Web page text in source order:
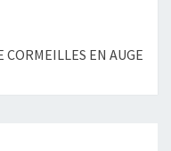
CORMEILLES EN AUGE